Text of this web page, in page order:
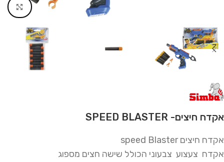
Click to enlarge
אקדח חיצים- SPEED BLASTER
אקדח חיצים speed Blaster
אקדח צעצוע צבעוני הכולל שישה חצים מספוג